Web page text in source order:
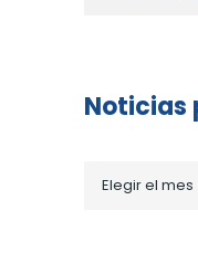
Noticias
porElegir el mes